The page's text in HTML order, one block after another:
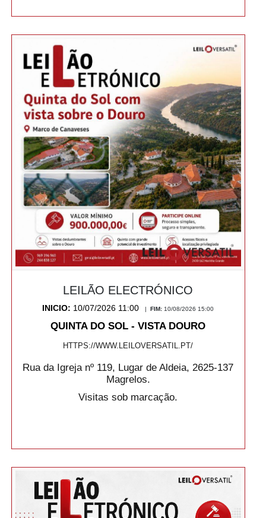
LEILÃO ELECTRÓNICO
INICIO: 10/07/2026 11:00 |FIM:10/08/2026 15:00
QUINTA DO SOL - VISTA DOURO
HTTPS://WWW.LEILOVERSATIL.PT/
Rua da Igreja nº 119, Lugar de Aldeia, 2625-137
Magrelos.
Visitas sob marcação.